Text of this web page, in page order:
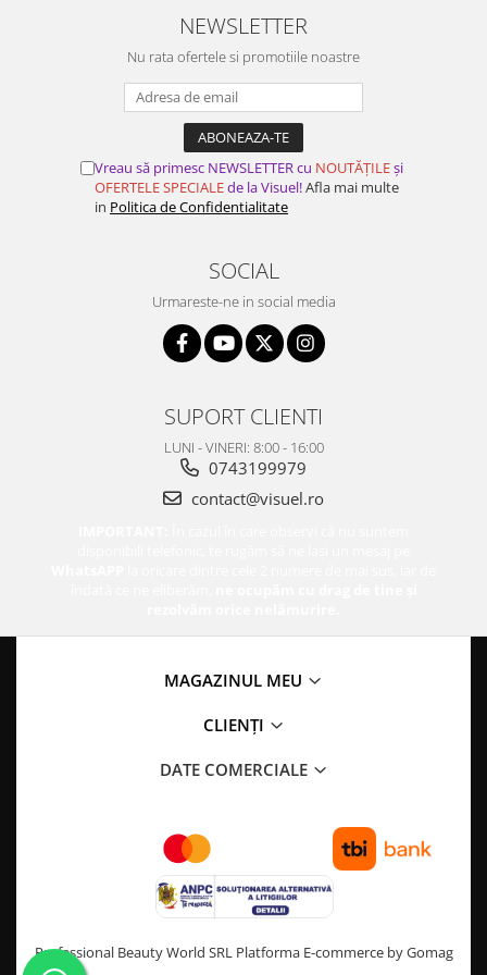
NEWSLETTER
Nu rata ofertele si promotiile noastre
Vreau să primesc NEWSLETTER cu NOUTĂȚILEși
OFERTELE SPECIALEde la Visuel!Afla mai multe
in Politica de Confidentialitate
SOCIAL
Urmareste-ne in social media
SUPORT CLIENTI
LUNI - VINERI: 8:00 - 16:00
0743199979
contact@visuel.ro
MAGAZINUL MEU
CLIENȚI
DATE COMERCIALE
Professional Beauty World SRL Platforma E-commerce by Gomag